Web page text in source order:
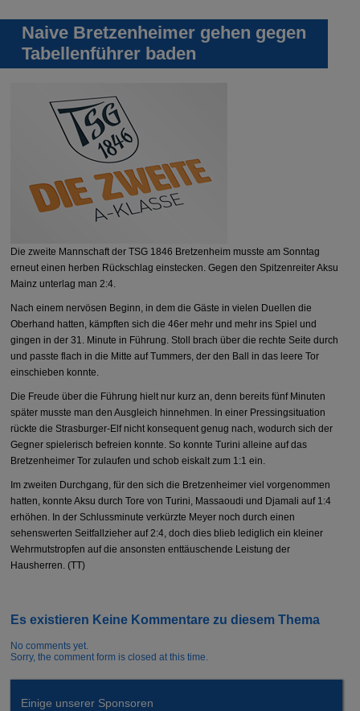
Naive Bretzenheimer gehen gegen
Tabellenführer baden
Die zweite Mannschaft der TSG 1846 Bretzenheim musste am Sonntag
erneut einen herben Rückschlag einstecken. Gegen den Spitzenreiter Aksu
Mainz unterlag man 2:4.
Nach einem nervösen Beginn, in dem die Gäste in vielen Duellen die
Oberhand hatten, kämpften sich die 46er mehr und mehr ins Spiel und
gingen in der 31. Minute in Führung. Stoll brach über die rechte Seite durch
und passte flach in die Mitte auf Tummers, der den Ball in das leere Tor
einschieben konnte.
Die Freude über die Führung hielt nur kurz an, denn bereits fünf Minuten
später musste man den Ausgleich hinnehmen. In einer Pressingsituation
rückte die Strasburger-Elf nicht konsequent genug nach, wodurch sich der
Gegner spielerisch befreien konnte. So konnte Turini alleine auf das
Bretzenheimer Tor zulaufen und schob eiskalt zum 1:1 ein.
Im zweiten Durchgang, für den sich die Bretzenheimer viel vorgenommen
hatten, konnte Aksu durch Tore von Turini, Massaoudi und Djamali auf 1:4
erhöhen. In der Schlussminute verkürzte Meyer noch durch einen
sehenswerten Seitfallzieher auf 2:4, doch dies blieb lediglich ein kleiner
Wehrmutstropfen auf die ansonsten enttäuschende Leistung der
Hausherren. (TT)
Es existieren Keine Kommentare zu diesem Thema
No comments yet.
Sorry, the comment form is closed at this time.
Einige unserer Sponsoren